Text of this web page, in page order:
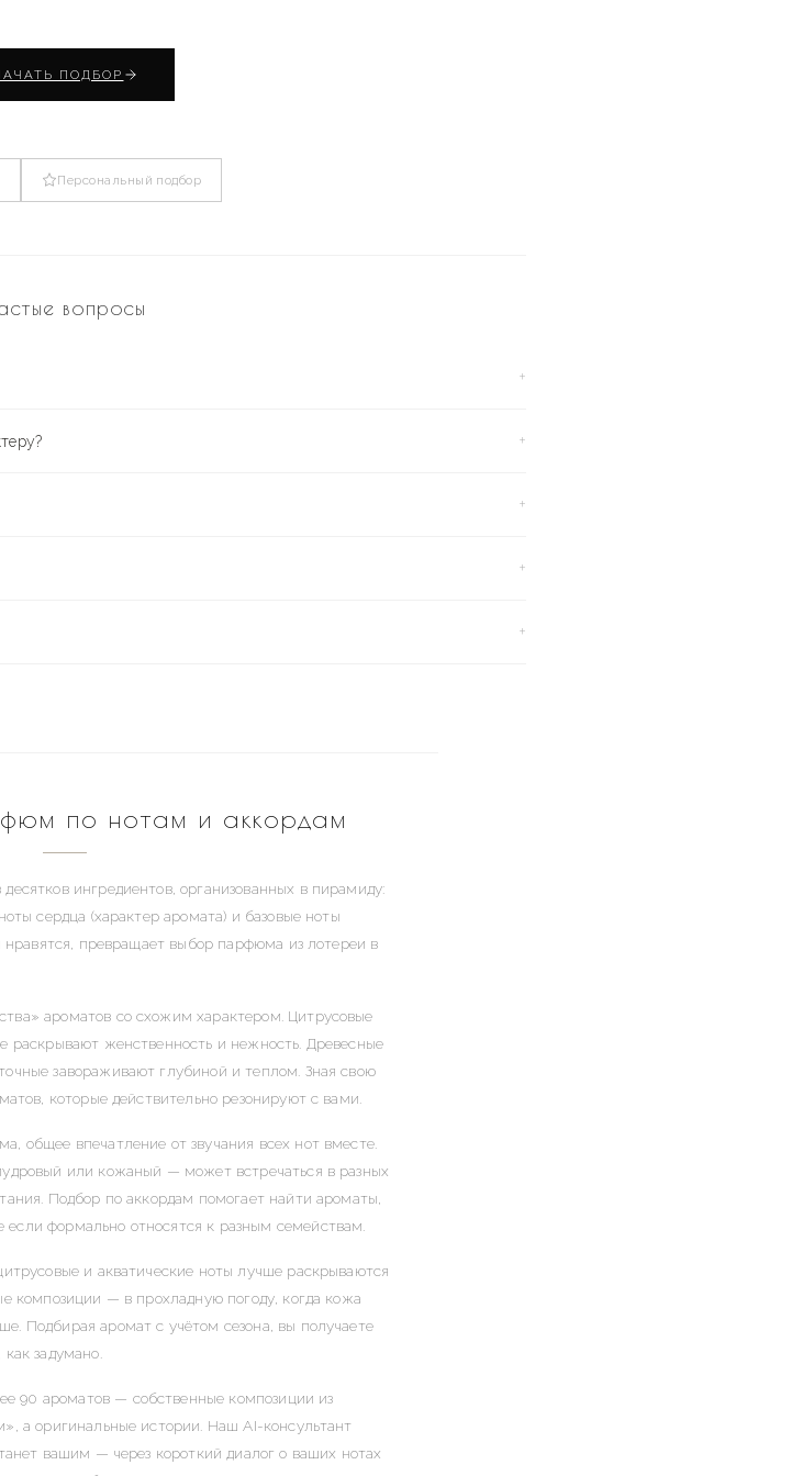
ПОДБОР
Персональный подбор
вопросы
по нотам и аккордам
ингредиентов, организованных в пирамиду:
сердца (характер аромата) и базовые ноты
превращает выбор парфюма из лотереи в
ароматов со схожим характером. Цитрусовые
раскрывают женственность и нежность. Древесные
завораживают глубиной и теплом. Зная свою
которые действительно резонируют с вами.
общее впечатление от звучания всех нот вместе.
или кожаный — может встречаться в разных
Подбор по аккордам помогает найти ароматы,
формально относятся к разным семействам.
и акватические ноты лучше раскрываются
композиции — в прохладную погоду, когда кожа
Подбирая аромат с учётом сезона, вы получаете
задумано.
90 ароматов — собственные композиции из
а оригинальные истории. Наш AI-консультант
вашим — через короткий диалог о ваших нотах